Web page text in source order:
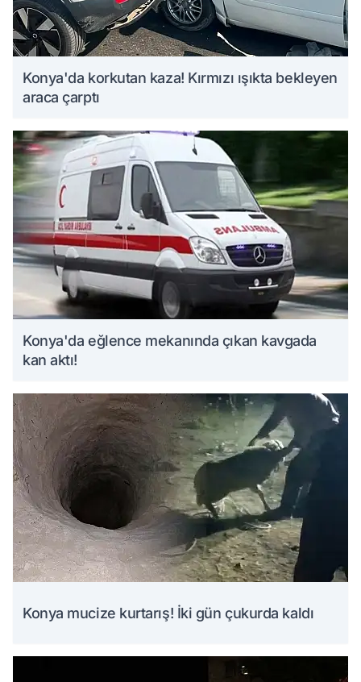
Konya'da korkutan kaza! Kırmızı ışıkta bekleyen
araca çarptı
Konya'da eğlence mekanında çıkan kavgada
kan aktı!
Konya mucize kurtarış! İki gün çukurda kaldı